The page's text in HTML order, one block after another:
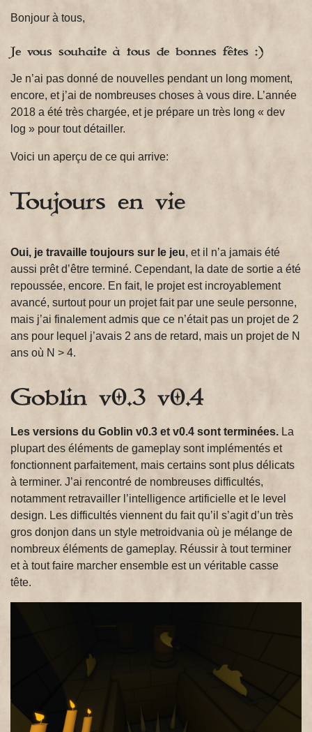
Bonjour à tous,
Je vous souhaite à tous de bonnes fêtes :)
Je n’ai pas donné de nouvelles pendant un long moment,
encore, et j’ai de nombreuses choses à vous dire. L’année
2018 a été très chargée, et je prépare un très long « dev
log » pour tout détailler.
Voici un aperçu de ce qui arrive:
Toujours en vie
Oui, je travaille toujours sur le jeu, et il n’a jamais été
aussi prêt d’être terminé. Cependant, la date de sortie a été
repoussée, encore. En fait, le projet est incroyablement
avancé, surtout pour un projet fait par une seule personne,
mais j’ai finalement admis que ce n’était pas un projet de 2
ans pour lequel j’avais 2 ans de retard, mais un projet de N
ans où N > 4.
Goblin v0.3 v0.4
Les versions du Goblin v0.3 et v0.4 sont terminées. La
plupart des éléments de gameplay sont implémentés et
fonctionnent parfaitement, mais certains sont plus délicats
à terminer. J’ai rencontré de nombreuses difficultés,
notamment retravailler l’intelligence artificielle et le level
design. Les difficultés viennent du fait qu’il s’agit d’un très
gros donjon dans un style metroidvania où je mélange de
nombreux éléments de gameplay. Réussir à tout terminer
et à tout faire marcher ensemble est un véritable casse
tête.